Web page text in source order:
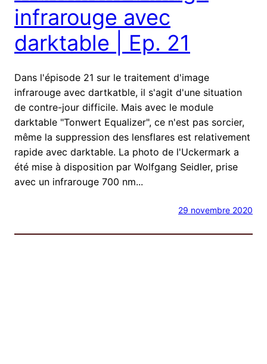
infrarouge avec
darktable | Ep. 21
Dans l'épisode 21 sur le traitement d'image
infrarouge avec dartkatble, il s'agit d'une situation
de contre-jour difficile. Mais avec le module
darktable "Tonwert Equalizer", ce n'est pas sorcier,
même la suppression des lensflares est relativement
rapide avec darktable. La photo de l'Uckermark a
été mise à disposition par Wolfgang Seidler, prise
avec un infrarouge 700 nm...
29 novembre 2020